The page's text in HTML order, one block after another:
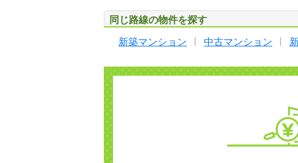
同じ路線の物件を探す
新築マンション 中古マンション